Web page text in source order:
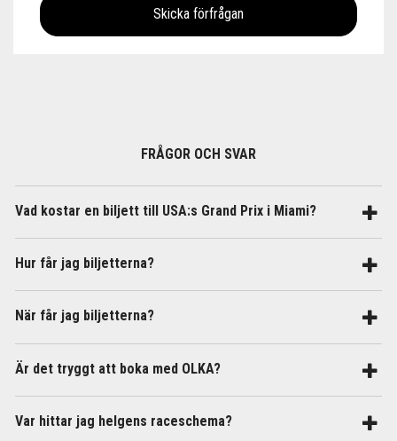
FRÅGOR OCH SVAR
Vad kostar en biljett till USA:s Grand Prix i Miami?
Hur får jag biljetterna?
När får jag biljetterna?
Är det tryggt att boka med OLKA?
Var hittar jag helgens raceschema?